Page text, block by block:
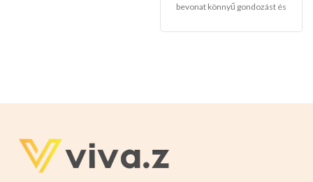
bevonat könnyű gondozást és
könnyen levehet,ez megkönnyíti